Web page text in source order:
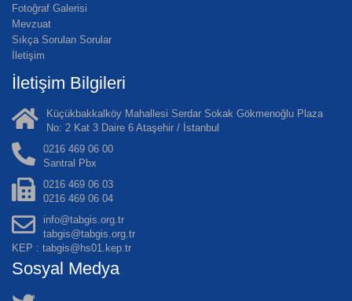
Fotoğraf Galerisi
Mevzuat
Sıkça Sorulan Sorular
İletişim
İletişim Bilgileri
Küçükbakkalköy Mahallesi Serdar Sokak Gökmenoğlu Plaza
No: 2 Kat 3 Daire 6 Ataşehir / İstanbul
0216 469 06 00
Santral Pbx
0216 469 06 03
0216 469 06 04
info@tabgis.org.tr
tabgis@tabgis.org.tr
KEP : tabgis@hs01.kep.tr
Sosyal Medya